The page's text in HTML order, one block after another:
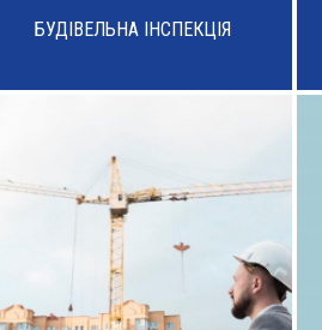
БУДІВЕЛЬНА ІНСПЕКЦІЯ